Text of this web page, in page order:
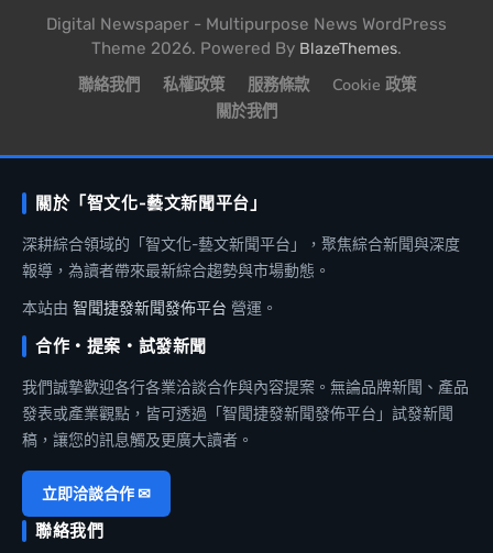
Digital Newspaper - Multipurpose News WordPress
Theme 2026. Powered By BlazeThemes.
聯絡我們 私權政策 服務條款
Cookie 政策
關於我們
關於「智文化-藝文新聞平台」
深耕綜合領域的「智文化-藝文新聞平台」，聚焦綜合新聞與深度
報導，為讀者帶來最新綜合趨勢與市場動態。
本站由 智聞捷發新聞發佈平台 營運。
合作・提案・試發新聞
我們誠摯歡迎各行各業洽談合作與內容提案。無論品牌新聞、產品
發表或產業觀點，皆可透過「智聞捷發新聞發佈平台」試發新聞
稿，讓您的訊息觸及更廣大讀者。
立即洽談合作 ✉
聯絡我們